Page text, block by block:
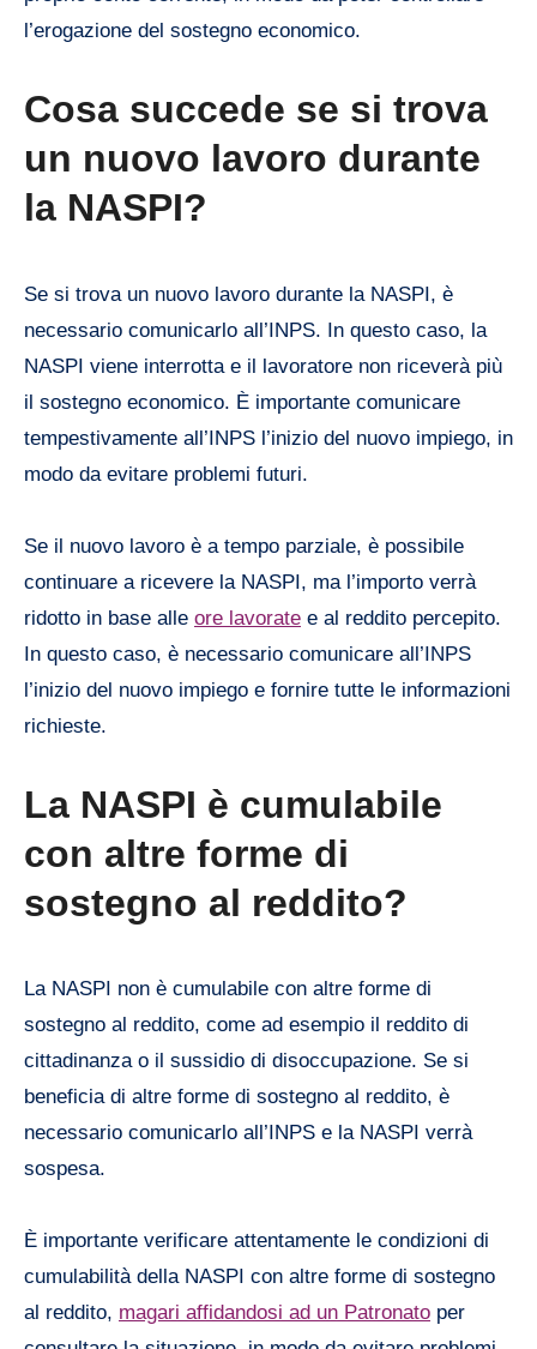
l’erogazione del sostegno economico.
Cosa succede se si trova
un nuovo lavoro durante
la NASPI?
Se si trova un nuovo lavoro durante la NASPI, è
necessario comunicarlo all’INPS. In questo caso, la
NASPI viene interrotta e il lavoratore non riceverà più
il sostegno economico. È importante comunicare
tempestivamente all’INPS l’inizio del nuovo impiego, in
modo da evitare problemi futuri.
Se il nuovo lavoro è a tempo parziale, è possibile
continuare a ricevere la NASPI, ma l’importo verrà
ridotto in base alle ore lavorate e al reddito percepito.
In questo caso, è necessario comunicare all’INPS
l’inizio del nuovo impiego e fornire tutte le informazioni
richieste.
La NASPI è cumulabile
con altre forme di
sostegno al reddito?
La NASPI non è cumulabile con altre forme di
sostegno al reddito, come ad esempio il reddito di
cittadinanza o il sussidio di disoccupazione. Se si
beneficia di altre forme di sostegno al reddito, è
necessario comunicarlo all’INPS e la NASPI verrà
sospesa.
È importante verificare attentamente le condizioni di
cumulabilità della NASPI con altre forme di sostegno
al reddito, magari affidandosi ad un Patronato per